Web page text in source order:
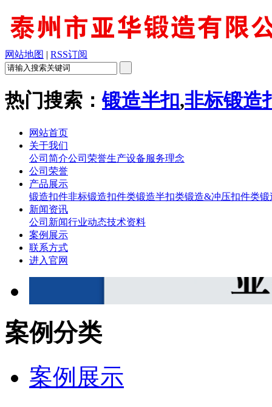
网站地图 | RSS订阅
热门搜索：锻造半扣,非标锻造
网站首页
关于我们
公司简介公司荣誉生产设备服务理念
公司荣誉
产品展示
锻造扣件非标锻造扣件类锻造半扣类锻造&冲压扣件类锻
新闻资讯
公司新闻行业动态技术资料
案例展示
联系方式
进入官网
案例分类
案例展示